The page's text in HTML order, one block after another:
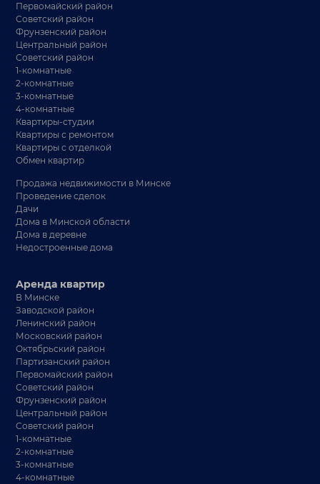
Первомайский район
Советский район
Фрунзенский район
Центральный район
Советский район
1-комнатные
2-комнатные
3-комнатные
4-комнатные
Квартиры-студии
Квартиры с ремонтом
Квартиры с отделкой
Обмен квартир
Продажа недвижимости в Минске
Проведение сделок
Дачи
Дома в Минской области
Дома в деревне
Недостроенные дома
Аренда квартир
В Минске
Заводской район
Ленинский район
Московский район
Октябрьский район
Партизанский район
Первомайский район
Советский район
Фрунзенский район
Центральный район
Советский район
1-комнатные
2-комнатные
3-комнатные
4-комнатные